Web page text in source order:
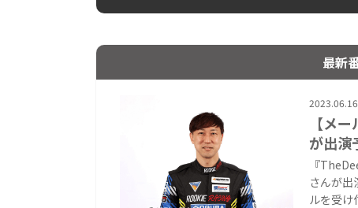
最新
2023.06.16
【メ
が出演
『
さんが出
ルを受け